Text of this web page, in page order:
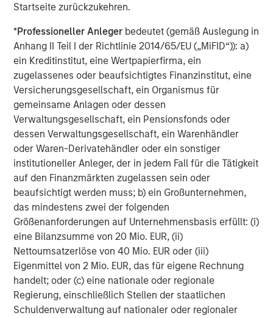
Startseite zurückzukehren.
*Professioneller Anleger bedeutet (gemäß Auslegung in
Anhang II Teil I der Richtlinie 2014/65/EU („MiFID“)): a)
ein Kreditinstitut, eine Wertpapierfirma, ein
zugelassenes oder beaufsichtigtes Finanzinstitut, eine
Versicherungsgesellschaft, ein Organismus für
gemeinsame Anlagen oder dessen
Verwaltungsgesellschaft, ein Pensionsfonds oder
dessen Verwaltungsgesellschaft, ein Warenhändler
oder Waren-Derivatehändler oder ein sonstiger
institutioneller Anleger, der in jedem Fall für die Tätigkeit
auf den Finanzmärkten zugelassen sein oder
beaufsichtigt werden muss; b) ein Großunternehmen,
das mindestens zwei der folgenden
Größenanforderungen auf Unternehmensbasis erfüllt: (i)
eine Bilanzsumme von 20 Mio. EUR, (ii)
Nettoumsatzerlöse von 40 Mio. EUR oder (iii)
Eigenmittel von 2 Mio. EUR, das für eigene Rechnung
handelt; oder (c) eine nationale oder regionale
Regierung, einschließlich Stellen der staatlichen
Schuldenverwaltung auf nationaler oder regionaler
worldwide. For further information about Morgan Stanley
www.morganstanley.com/im.
About Morgan Stanley
Morgan Stanley (NYSE: MS) is a leading global financial
services firm providing a wide range of investment
banking, securities, wealth management and investment
management services. With offices in 42 countries, the
Firms employees serve clients worldwide including
corporations, governments, institutions and individuals.
For further information about Morgan Stanley, please
visitwww.morganstanley.com.
About XOCEAN
Using Uncrewed Surface Vessels (USVs), XOCEAN
provides ocean data to the world’s largest companies and
government agencies. From mapping the seabed to
environmental monitoring, XOCEAN offers a safe, ultra-
low impact and economic solution to delivering ocean
data. For more information visitwww.xocean.com